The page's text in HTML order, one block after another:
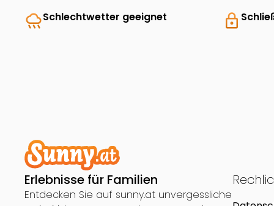
rainySchlechtwetter geeignet lock
Erlebnisse für Familien
Entdecken Sie auf sunny.at unvergessliche